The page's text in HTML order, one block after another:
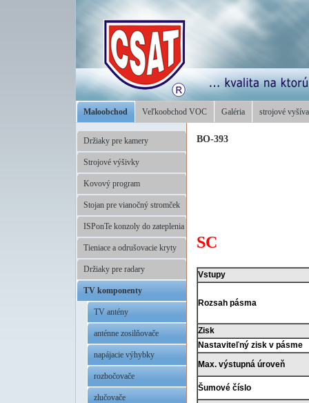
Maloobchod Veľkoobchod VOC Galéria strojové
Držiaky pre kamery
Strojové výšivky
Kovový program
Stojan pre vianočný stromček
ISPonTe konzoly do zateplenia
Tieniace a odrušovacie kryty
Držiaky pre radary
TV komponenty
TV antény
anténne zosilňovače
napájacie výhybky
rozbočovače
zlučovače
BO-393
SC
Vstupy
Rozsah pásma
Zisk
Nastaviteľný zisk v pásme
Max. výstupná úroveň
Šumové číslo